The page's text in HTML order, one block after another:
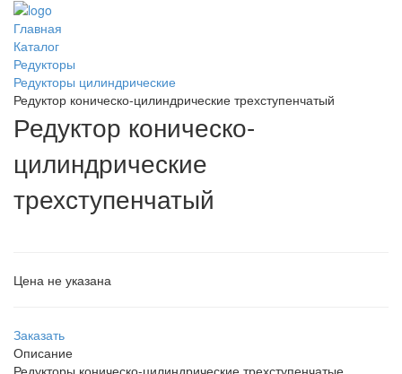
Главная
Каталог
Редукторы
Редукторы цилиндрические
Редуктор коническо-цилиндрические трехступенчатый
Редуктор коническо-
цилиндрические
трехступенчатый
Цена не указана
Заказать
Описание